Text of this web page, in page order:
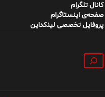
کانال تلگرام
صفحه‌ی اینستاگرام
پروفایل تخصصی لینکداین
جستجو